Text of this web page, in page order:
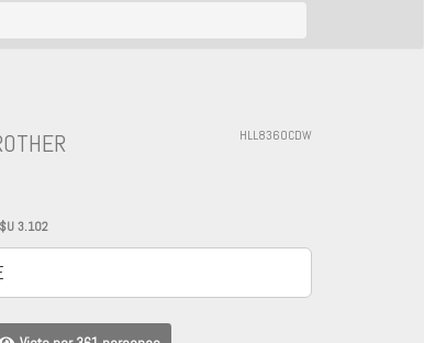
HLL8360CDW
$U 3.102